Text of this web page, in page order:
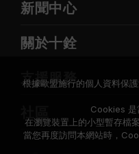
新聞中心
關於十銓
支援服務
根據歐盟施行的個人資料保
Cookies 是
在瀏覽裝置上的小型暫存檔
當您再度訪問本網站時，